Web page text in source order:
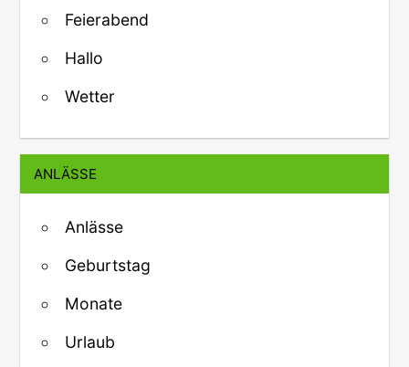
Feierabend
Hallo
Wetter
ANLÄSSE
Anlässe
Geburtstag
Monate
Urlaub